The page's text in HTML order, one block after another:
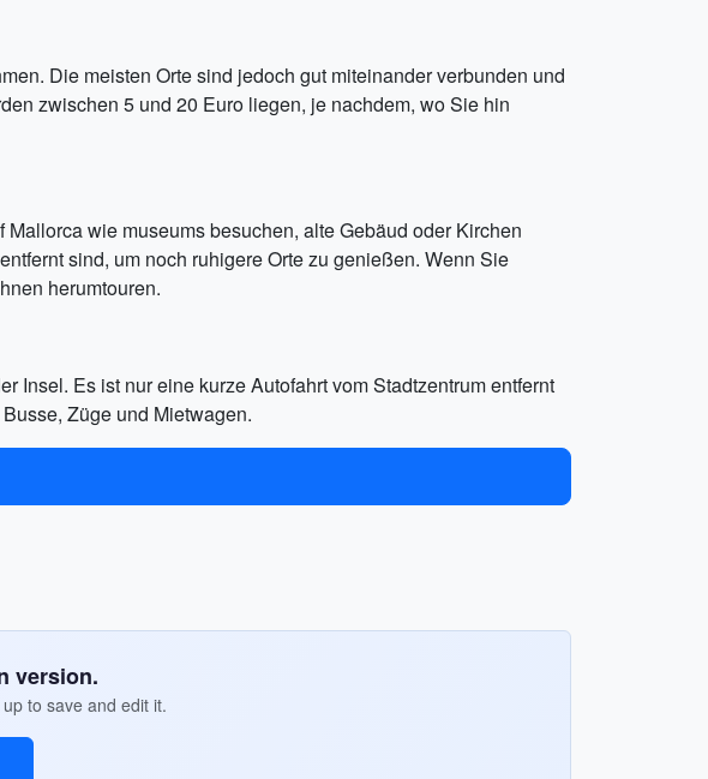
Die meisten Orte sind jedoch gut miteinander verbunden und
zwischen 5 und 20 Euro liegen, je nachdem, wo Sie hin
wie museums besuchen, alte Gebäud oder Kirchen
sind, um noch ruhigere Orte zu genießen. Wenn Sie
herumtouren.
Insel. Es ist nur eine kurze Autofahrt vom Stadtzentrum entfernt
Züge und Mietwagen.
version.
to save and edit it.